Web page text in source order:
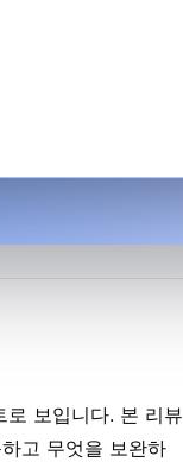
보입니다. 본 리뷰
고 무엇을 보완하